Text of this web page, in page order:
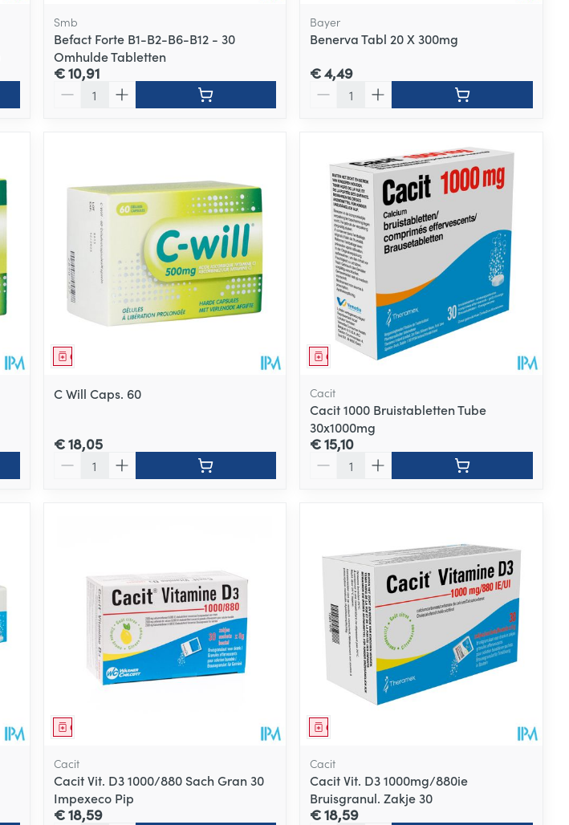
Smb
Befact Forte B1-B2-B6-B12 - 30
Omhulde Tabletten
€ 10,91
Bayer
Benerva Tabl 20 X 300mg
€ 4,49
Geneesmiddel
C Will Caps. 60
€ 18,05
Geneesmiddel
Cacit
Cacit 1000 Bruistabletten Tube
30x1000mg
€ 15,10
Geneesmiddel
Cacit
Cacit Vit. D3 1000/880 Sach Gran 30
Impexeco Pip
€ 18,59
Geneesmiddel
Cacit
Cacit Vit. D3 1000mg/880ie
Bruisgranul. Zakje 30
€ 18,59